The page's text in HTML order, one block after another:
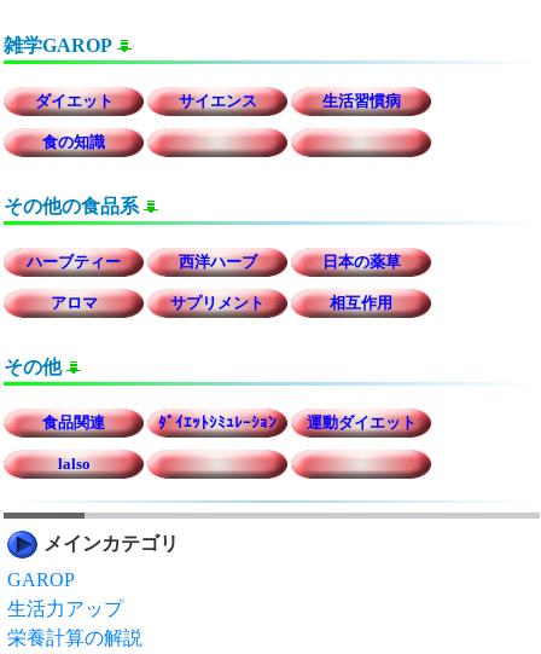
雑学GAROP
ダイエット サイエンス 生活習慣病
食の知識
その他の食品系
ハーブティー 西洋ハーブ 日本の薬草
アロマ サプリメント 相互作用
その他
食品関連 ﾀﾞｲｴｯﾄｼﾐｭﾚｰｼｮﾝ 運動ダイエット
lalso
メインカテゴリ
GAROP
生活力アップ
栄養計算の解説